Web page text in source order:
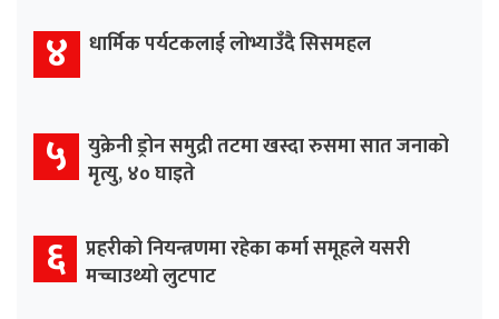
४ धार्मिक पर्यटकलाई लोभ्याउँदै सिसमहल
५ युक्रेनी ड्रोन समुद्री तटमा खस्दा रुसमा सात जनाको
मृत्यु, ४० घाइते
६ प्रहरीको नियन्त्रणमा रहेका कर्मा समूहले यसरी
मच्चाउथ्यो लुटपाट